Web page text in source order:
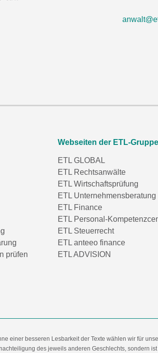
prüfen
Webseiten der ETL-Gruppe
ETL GLOBAL
ETL Rechtsanwälte
ETL Wirtschaftsprüfung
ETL Unternehmensberatung
ETL Finance
ETL Personal-
ETL Steuerrecht
ETL anteeo finance
ETL ADVISION
einer besseren Lesbarkeit der Texte wählen wir für
des jeweils anderen Geschlechts, sondern